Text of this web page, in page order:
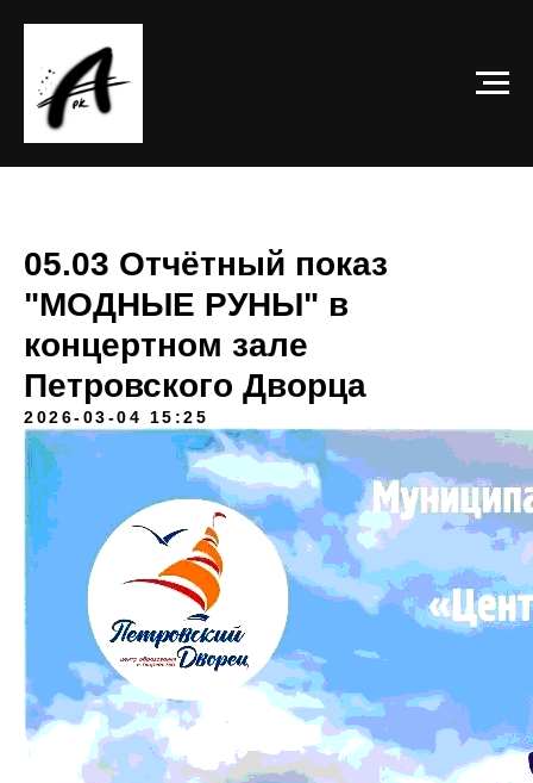
05.03 Отчётный показ
"МОДНЫЕ РУНЫ" в
концертном зале
Петровского Дворца
2026-03-04 15:25